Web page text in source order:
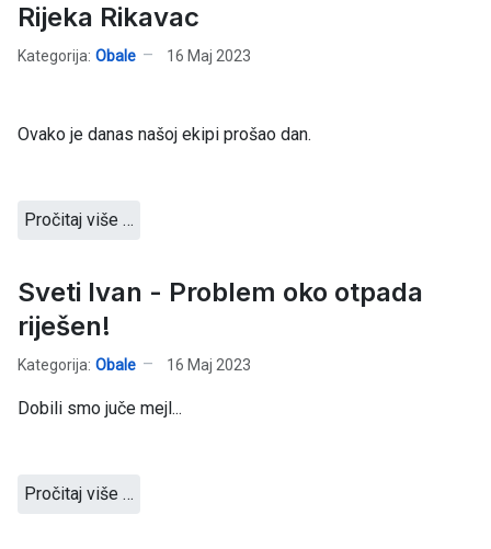
Rijeka Rikavac
Kategorija: Obale 16 Maj 2023
Ovako je danas našoj ekipi prošao dan.
Pročitaj više …
Sveti Ivan - Problem oko otpada
riješen!
Kategorija: Obale 16 Maj 2023
Dobili smo juče mejl...
Pročitaj više …